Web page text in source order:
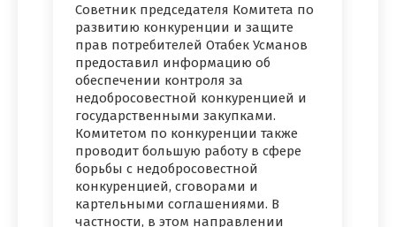
Советник председателя Комитета по
развитию конкуренции и защите
прав потребителей Отабек Усманов
предоставил информацию об
обеспечении контроля за
недобросовестной конкуренцией и
государственными закупками.
Комитетом по конкуренции также
проводит большую работу в сфере
борьбы с недобросовестной
конкуренцией, сговорами и
картельными соглашениями. В
частности, в этом направлении